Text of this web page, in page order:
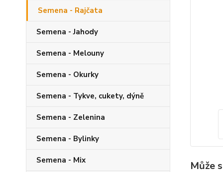
Semena - Rajčata
Semena - Jahody
Semena - Melouny
Semena - Okurky
Semena - Tykve, cukety, dýně
Semena - Zelenina
Semena - Bylinky
Semena - Mix Může